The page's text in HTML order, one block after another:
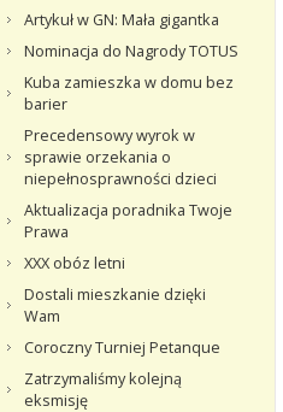
Artykuł w GN: Mała gigantka
Nominacja do Nagrody TOTUS
Kuba zamieszka w domu bez
barier
Precedensowy wyrok w
sprawie orzekania o
niepełnosprawności dzieci
Aktualizacja poradnika Twoje
Prawa
XXX obóz letni
Dostali mieszkanie dzięki
Wam
Coroczny Turniej Petanque
Zatrzymaliśmy kolejną
eksmisję